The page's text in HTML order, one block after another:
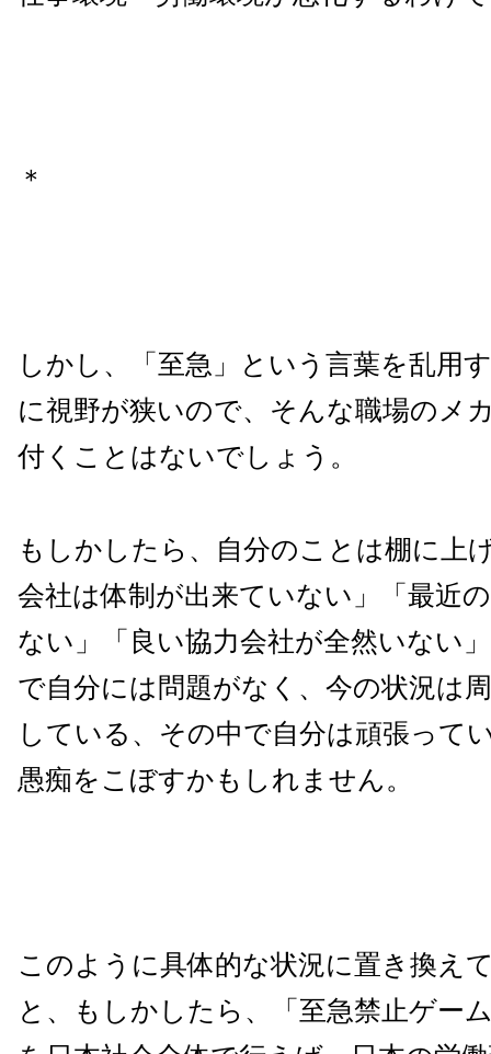
＊
しかし、「至急」という言葉を乱用
に視野が狭いので、そんな職場のメ
付くことはないでしょう。
もしかしたら、自分のことは棚に上
会社は体制が出来ていない」「最近
ない」「良い協力会社が全然いない
で自分には問題がなく、今の状況は
している、その中で自分は頑張って
愚痴をこぼすかもしれません。
このように具体的な状況に置き換え
と、もしかしたら、「至急禁止ゲー